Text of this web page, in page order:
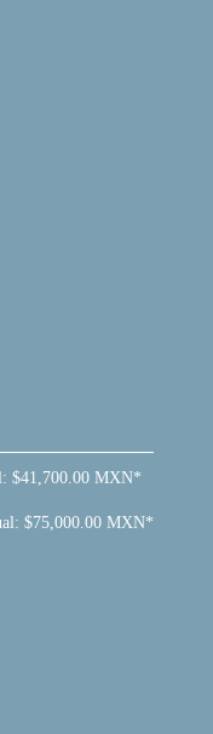
$41,700.00 MXN*
$75,000.00 MXN*